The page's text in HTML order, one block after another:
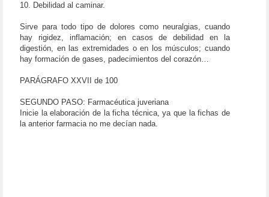
10. Debilidad al caminar.
Sirve para todo tipo de dolores como neuralgias, cuando
hay rigidez, inflamación; en casos de debilidad en la
digestión, en las extremidades o en los músculos; cuando
hay formación de gases, padecimientos del corazón…
PARÁGRAFO XXVII de 100
SEGUNDO PASO: Farmacéutica juveriana
Inicie la elaboración de la ficha técnica, ya que la fichas de
la anterior farmacia no me decían nada.